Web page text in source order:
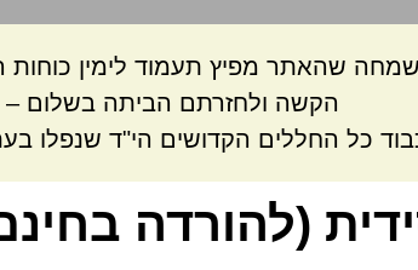
שהאתר מפיץ תעמוד לימין
הקשה ולחזרתם הביתה בשלום –
כל החללים הקדושים הי"ד שנפלו
(להורדה